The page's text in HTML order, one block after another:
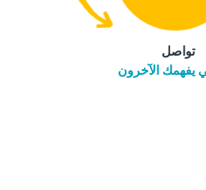
تواصل
يفهمك الآخرون